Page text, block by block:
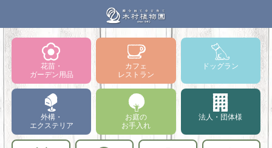
花苗・
ガーデン用品
カフェ
レストラン
ドッグラン
外構・
エクステリア
お庭の
お手入れ
法人・団体様